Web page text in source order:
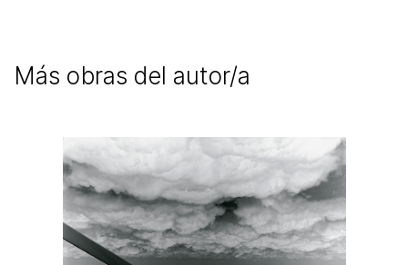
Más obras del autor/a